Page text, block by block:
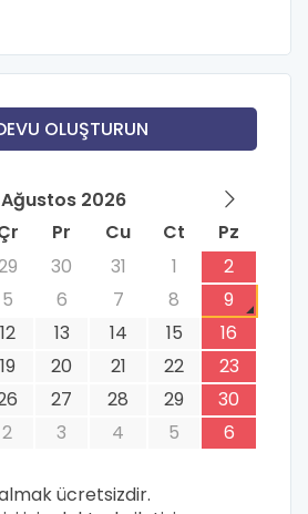
OLUŞTURUN
Ağustos 2026
Pr Cu Ct
Pz
30 31 1
2
5 6 7 8
9
12 13 14 15
16
19 20 21 22
23
27 28 29
30
2 3 4 5 6
ücretsizdir.